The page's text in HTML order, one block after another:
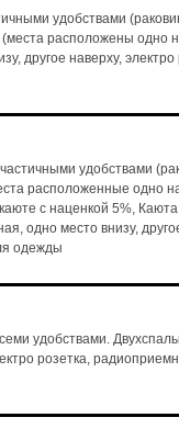
удобствами
расположены одно
другое наверху, электро
удобствами
расположенные одно
с наценкой 5%,
одно место внизу,
одежды
удобствами.
розетка,